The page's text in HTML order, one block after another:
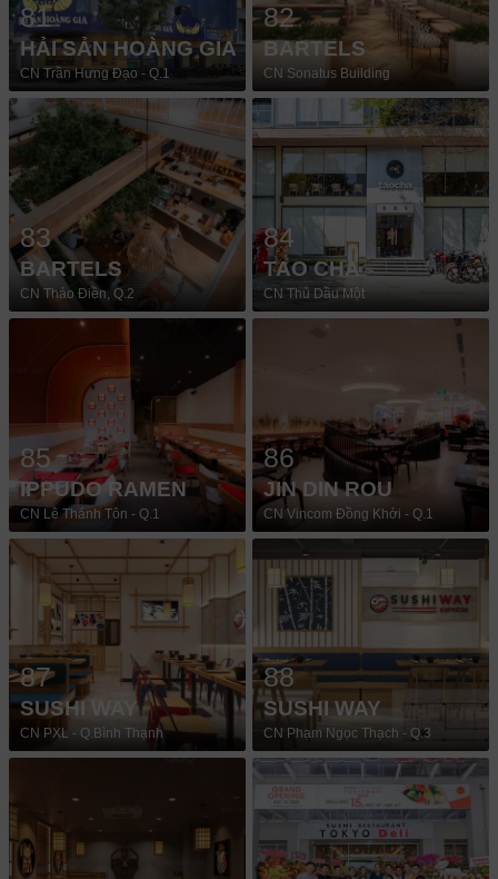
81
HẢI SẢN HOÀNG GIA
CN Trần Hưng Đạo - Q.1
82
BARTELS
CN Sonatus Building
83
BARTELS
CN Thảo Điền, Q.2
84
TAO CHA
CN Thủ Dầu Một
85
IPPUDO RAMEN
CN Lê Thánh Tôn - Q.1
86
JIN DIN ROU
CN Vincom Đồng Khởi - Q.1
87
SUSHI WAY
CN PXL - Q.Bình Thạnh
88
SUSHI WAY
CN Phạm Ngọc Thạch - Q.3